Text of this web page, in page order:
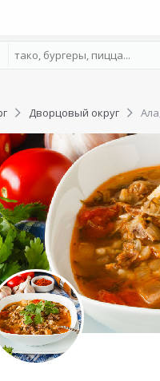
Дворцовый округ